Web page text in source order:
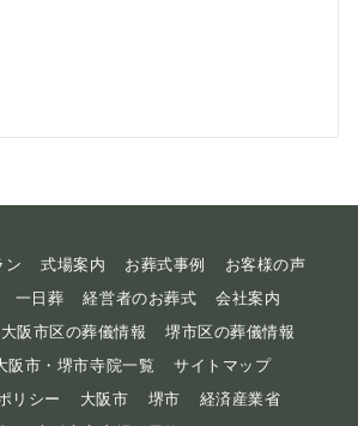
ン 式場案内 お葬式事例
お客様の声
一日葬 経営者のお葬式
会社案内
大阪市区の葬儀情報
堺市区の葬儀情報
阪市・堺市寺院一覧
サイトマップ
リシー
大阪市 堺市
経済産業省